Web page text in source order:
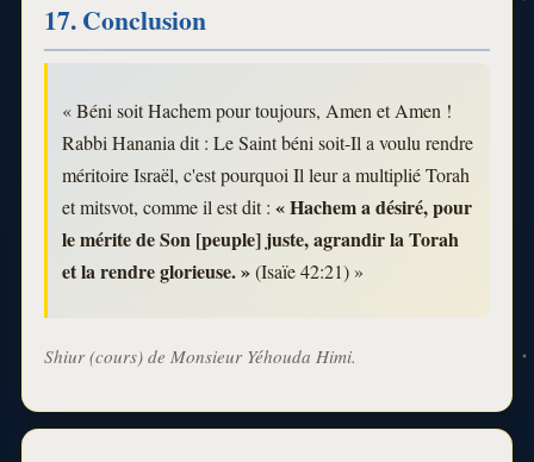
17. Conclusion
« Béni soit Hachem pour toujours, Amen et Amen !
Rabbi Hanania dit : Le Saint béni soit-Il a voulu rendre
méritoire Israël, c'est pourquoi Il leur a multiplié Torah
et mitsvot, comme il est dit : « Hachem a désiré, pour
le mérite de Son [peuple] juste, agrandir la Torah
et la rendre glorieuse. »(Isaïe 42:21) »
Shiur (cours) de Monsieur Yéhouda Himi.